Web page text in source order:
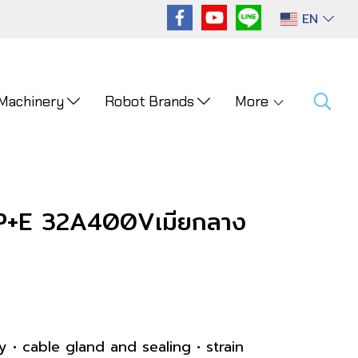
EN
Robot Brands More
32A400Vเมียกลาง
• cable gland and sealing • strain